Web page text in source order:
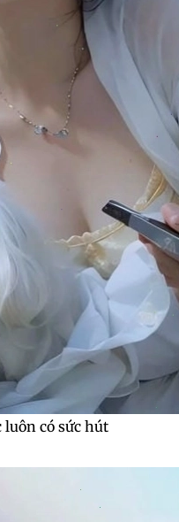
luôn có sức hút